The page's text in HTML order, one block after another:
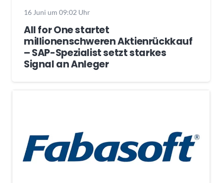
16 Juni um 09:02 Uhr
All for One startet
millionenschweren Aktienrückkauf
– SAP-Spezialist setzt starkes
Signal an Anleger